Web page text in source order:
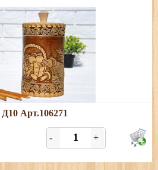
Подробнее
см; высота (с хватком) - 20 см,
бересты отличного качества
Арт.106271
- +